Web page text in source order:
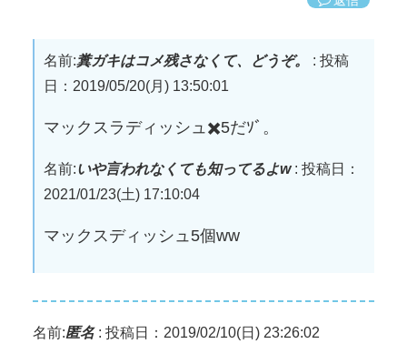
名前:糞ガキはコメ残さなくて、どうぞ。 : 投稿
日：2019/05/20(月) 13:50:01
マックスラディッシュ✖️5だｿﾞ。
名前:いや言われなくても知ってるよw: 投稿日：
2021/01/23(土) 17:10:04
マックスディッシュ5個ww
名前:匿名: 投稿日：2019/02/10(日) 23:26:02